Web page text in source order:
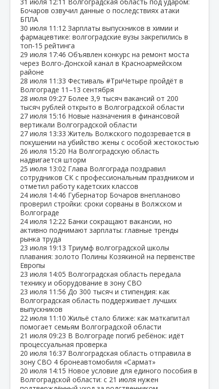
Бочаров озвучил данные о последствиях атаки
БПЛА
30 июля 11:12 Зарплаты выпускников в химии и
фармацевтике: волгоградские вузы закрепились в
топ‑15 рейтинга
29 июля 17:46 Объявлен конкурс на ремонт моста
через Волго‑Донской канал в Красноармейском
районе
28 июля 11:33 Фестиваль #ТриЧетыре пройдёт в
Волгограде 11–13 сентября
28 июля 09:27 Более 3,9 тысяч вакансий от 200
тысяч рублей открыто в Волгоградской области
27 июля 15:16 Новые назначения в финансовой
вертикали Волгоградской области
27 июля 13:33 Житель Волжского подозревается в
покушении на убийство жены с особой жестокостью
26 июля 15:20 На Волгоградскую область
надвигается шторм
25 июля 13:02 Глава Волгограда поздравил
сотрудников СК с профессиональным праздником и
отметил работу кадетских классов
24 июля 14:46 Губернатор Бочаров внепланово
проверил стройки: сроки сорваны в Волжском и
Волгограде
24 июля 12:22 Банки сокращают вакансии, но
активно поднимают зарплаты: главные тренды
рынка труда
23 июля 19:13 Триумф волгоградской школы
плавания: золото Полины Козякиной на первенстве
Европы
23 июля 14:05 Волгоградская область передала
технику и оборудование в зону СВО
23 июля 11:56 До 300 тысяч и стипендия: как
Волгоградская область поддерживает лучших
выпускников
22 июля 11:10 Жильё стало ближе: как маткапитал
помогает семьям Волгоградской области
21 июля 09:23 В Волгограде погиб ребёнок: идёт
процессуальная проверка
20 июля 16:37 Волгоградская область отправила в
зону СВО 4 бронеавтомобиля «Сармат»
20 июля 14:15 Новое условие для единого пособия в
Волгоградской области: с 21 июля нужен